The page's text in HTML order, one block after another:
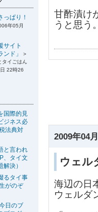
甘酢漬け
うと思う
2009年04
ウェル
海辺の日
ウェルダ
っぱり！
年05月
サイト
ンド」
>
タイごはん
22時26
国際的見
ジネス必
法典対
と言われ
、タイ文
決）
るタイ事
がのぞ
日のブ